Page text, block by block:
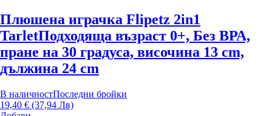
Плюшена играчка Flipetz 2in1
TarletПодходяща възраст 0+, Без ВРА,
пране на 30 градуса, височина 13 cm,
дължина 24 cm
В наличностПоследни бройки
19,40 € (37,94 Лв)